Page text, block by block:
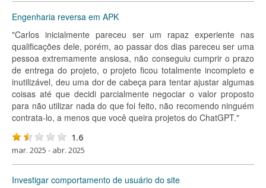
Engenharia reversa em APK
"Carlos inicialmente pareceu ser um rapaz experiente nas
qualificações dele, porém, ao passar dos dias pareceu ser uma
pessoa extremamente ansiosa, não conseguiu cumprir o prazo
de entrega do projeto, o projeto ficou totalmente incompleto e
inutilizável, deu uma dor de cabeça para tentar ajustar algumas
coisas até que decidi parcialmente negociar o valor proposto
para não utilizar nada do que foi feito, não recomendo ninguém
contrata-lo, a menos que você queira projetos do ChatGPT."
1.6
mar. 2025 - abr. 2025
Investigar comportamento de usuário do site